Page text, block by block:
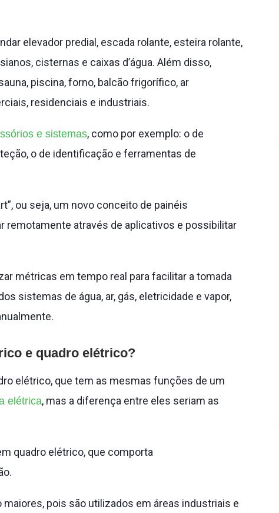
elevador predial, escada rolante, esteira rolante,
cisternas e caixas d’água. Além disso,
piscina, forno, balcão frigorífico, ar
residenciais e industriais.
e sistemas, como por exemplo: o de
o de identificação e ferramentas de
ou seja, um novo conceito de painéis
através de aplicativos e possibilitar
métricas em tempo real para facilitar a tomada
sistemas de água, ar, gás, eletricidade e vapor,
e quadro elétrico?
elétrico, que tem as mesmas funções de um
elétrica, mas a diferença entre eles seriam as
quadro elétrico, que comporta
pois são utilizados em áreas industriais e